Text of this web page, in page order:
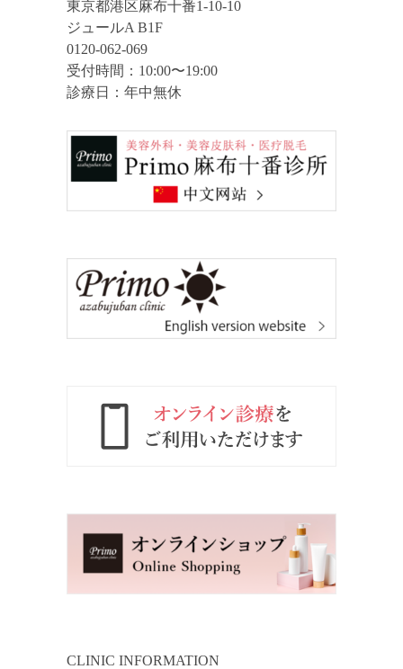
東京都港区麻布十番1-10-10
ジュールA B1F
0120-062-069
受付時間：10:00〜19:00
診療日：年中無休
CLINIC INFORMATION